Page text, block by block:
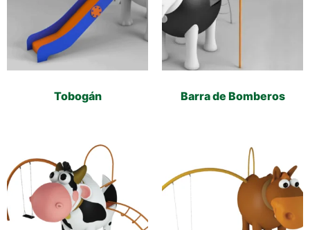
Tobogán Barra de Bomberos